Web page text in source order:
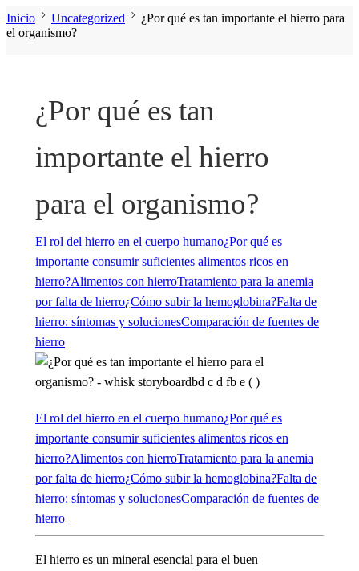
Inicio Uncategorized
¿Por qué es tan importante el hierro para
el organismo?
¿Por qué es tan
importante el hierro
para el organismo?
El rol del hierro en el cuerpo humano¿Por qué es
importante consumir suficientes alimentos ricos en
hierro?Alimentos con hierroTratamiento para la anemia
por falta de hierro¿Cómo subir la hemoglobina?Falta de
hierro: síntomas y solucionesComparación de fuentes de
hierro
El rol del hierro en el cuerpo humano¿Por qué es
importante consumir suficientes alimentos ricos en
hierro?Alimentos con hierroTratamiento para la anemia
por falta de hierro¿Cómo subir la hemoglobina?Falta de
hierro: síntomas y solucionesComparación de fuentes de
hierro
El hierro es un mineral esencial para el buen